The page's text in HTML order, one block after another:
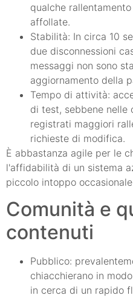
qualche
affollate.
Stabilità: In circa 10
due disconnessioni
messaggi non sono
aggiornamento della
Tempo di attività:
di test, sebbene nelle
registrati maggiori
richieste di modifica.
È abbastanza agile per le
l'affidabilità di un sistema
piccolo intoppo
Comunità e
contenuti
Pubblico:
chiacchierano in
in cerca di un rapido